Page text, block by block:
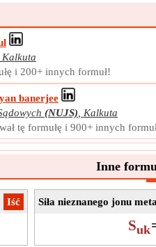
Kalkuta
i 200+ innych formuł!
banerjee
(NUJS)
Kalkuta
tę formułę i 900+ innych
Inne
​Iść Siła nieznanego jonu
Suk